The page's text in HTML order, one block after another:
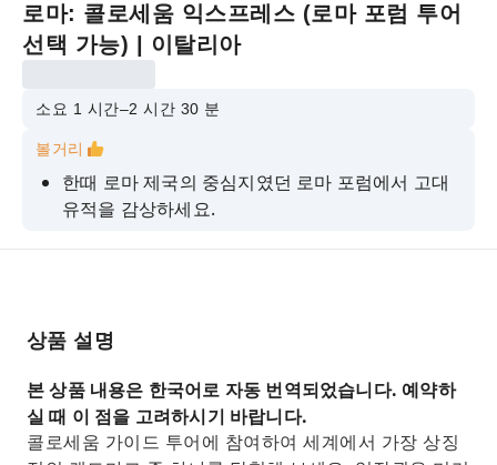
로마: 콜로세움 익스프레스 (로마 포럼 투어
선택 가능) | 이탈리아
소요 1 시간–2 시간 30 분
볼거리
한때 로마 제국의 중심지였던 로마 포럼에서 고대
유적을 감상하세요.
팔라틴 언덕에 올라 탁 트인 테라스에서 로마의 멋
를 들어보세요.
언덕을 탐험해 보세요.
상품 설명
본 상품 내용은 한국어로 자동 번역되었습니다. 예약하
실 때 이 점을 고려하시기 바랍니다.
콜로세움 가이드 투어에 참여하여 세계에서 가장 상징